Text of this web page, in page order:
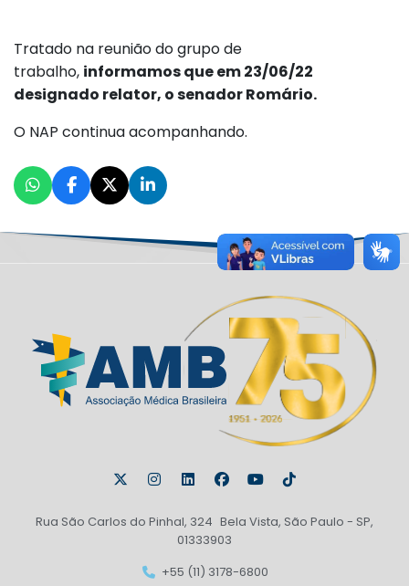
Tratado na reunião do grupo de
trabalho, informamos que em 23/06/22
designado relator, o senador Romário.
O NAP continua acompanhando.
Rua São Carlos do Pinhal, 324 Bela Vista, São Paulo - SP,
01333903
+55 (11) 3178-6800